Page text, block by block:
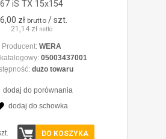
67 iS TX 15x154
zł brutto / szt.
21,14 zł netto
Producent: WERA
05003437001
dużo towaru
dodaj do porównania
dodaj do schowka
DO KOSZYKA